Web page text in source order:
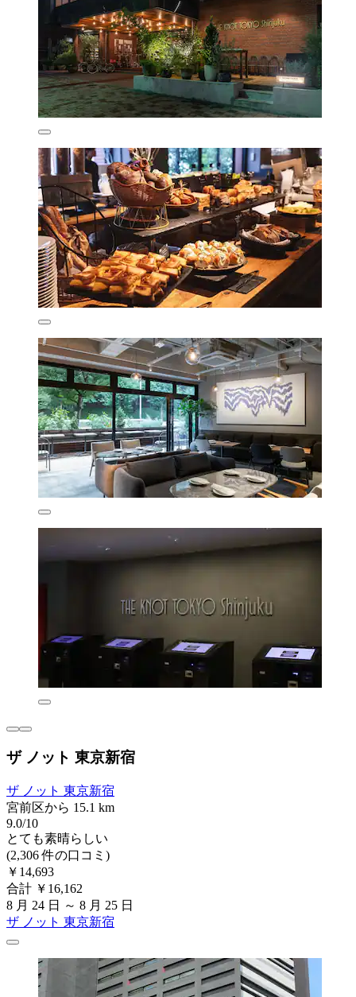
ザ ノット 東京新宿
ザ ノット 東京新宿
宮前区から 15.1 km
9.0/10
とても素晴らしい
(2,306 件の口コミ)
￥14,693
合計 ￥16,162
8 月 24 日 ～ 8 月 25 日
ザ ノット 東京新宿